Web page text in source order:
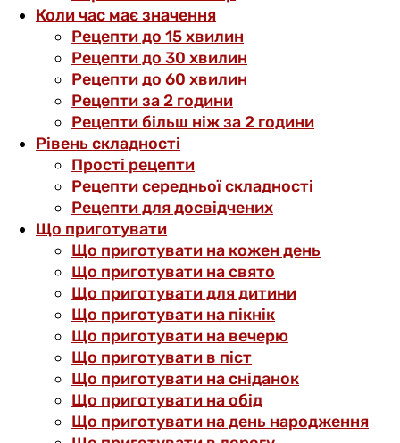
Коли час має значення
Рецепти до 15 хвилин
Рецепти до 30 хвилин
Рецепти до 60 хвилин
Рецепти за 2 години
Рецепти більш ніж за 2 години
Рівень складності
Прості рецепти
Рецепти середньої складності
Рецепти для досвідчених
Що приготувати
Що приготувати на кожен день
Що приготувати на свято
Що приготувати для дитини
Що приготувати на пікнік
Що приготувати на вечерю
Що приготувати в піст
Що приготувати на сніданок
Що приготувати на обід
Що приготувати на день народження